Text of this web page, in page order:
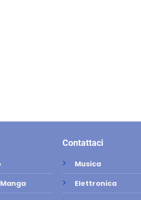
Contattaci
Musica
Elettronica